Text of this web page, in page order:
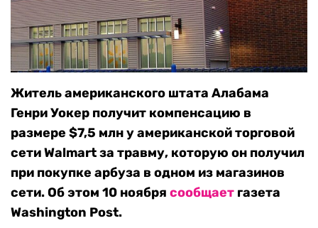
Житель американского штата Алабама
Генри Уокер получит компенсацию в
размере $7,5 млн у американской торговой
сети Walmart за травму, которую он получил
при покупке арбуза в одном из магазинов
сети. Об этом 10 ноября сообщает газета
Washington Post.